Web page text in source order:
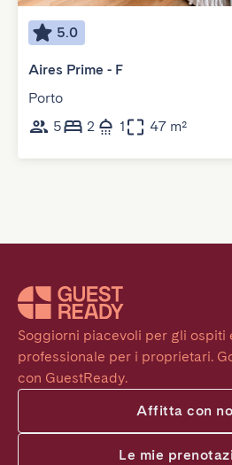
5.0
Aires Prime - F
Porto
5
2 1 47 m²
Soggiorni piacevoli per gli ospiti
professionale per i proprietari.
con GuestReady.
Affitta con
Le mie